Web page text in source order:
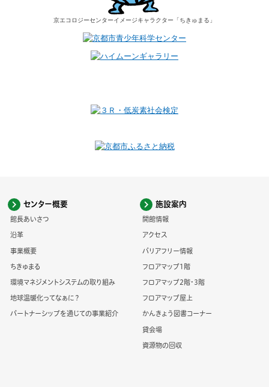
京エコロジーセンターイメージキャラクター 「ちきゅまる」
センター概要
館長あいさつ
沿革
事業概要
ちきゅまる
環境マネジメントシステムの取り組み
地球温暖化ってなぁに？
パートナーシップを通じての事業紹介
施設案内
開館情報
アクセス
バリアフリー情報
フロアマップ1階
フロアマップ2階・3階
フロアマップ屋上
かんきょう図書コーナー
貸会場
資源物の回収